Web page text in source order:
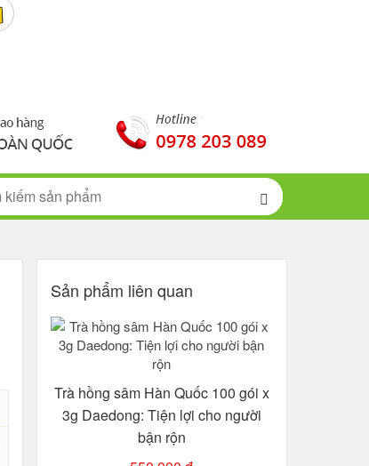
Sản phẩm liên quan
Trà hồng sâm Hàn Quốc 100 gói x
3g Daedong: Tiện lợi cho người
bận rộn